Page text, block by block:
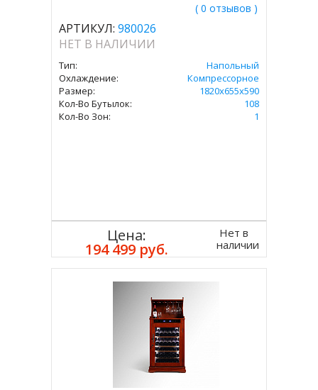
( 0 отзывов )
АРТИКУЛ: 980026
НЕТ В НАЛИЧИИ
Тип:
Напольный
Охлаждение:
Компрессорное
Размер:
1820х655х590
Кол-Во Бутылок:
108
Кол-Во Зон:
1
Цена:
194 499 руб.
Нет в
наличии